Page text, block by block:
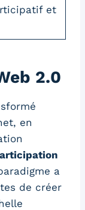
et
2.0
en
a
de créer